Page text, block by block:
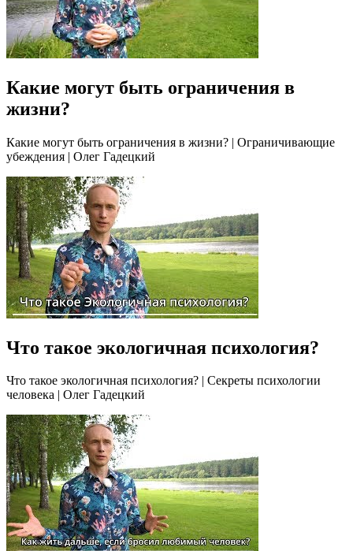
Какие могут быть ограничения в
жизни?
Какие могут быть ограничения в жизни? | Ограничивающие
убеждения | Олег Гадецкий
Что такое экологичная психология?
Что такое экологичная психология? | Секреты психологии
человека | Олег Гадецкий